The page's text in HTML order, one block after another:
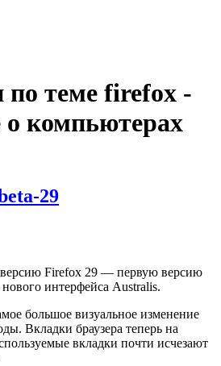
по теме firefox -
о компьютерах
29
Firefox 29 — первую версию
интерфейса Australis.
большое визуальное изменение
Вкладки браузера теперь на
вкладки почти исчезают